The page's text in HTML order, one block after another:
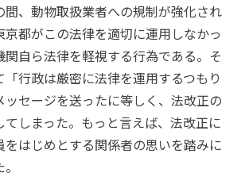
間、動物取扱業者への規制が強化され
京都がこの法律を適切に運用しなかっ
関自ら法律を軽視する行為である。そ
「行政は厳密に法律を運用するつもり
ッセージを送ったに等しく、法改正の
てしまった。もっと言えば、法改正に
はじめとする関係者の思いを踏みに